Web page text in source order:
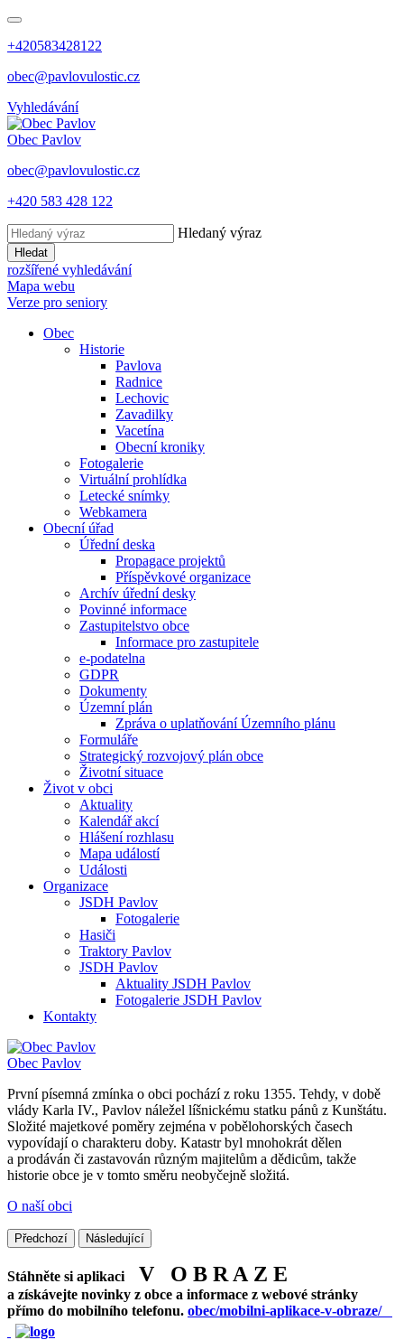
+420583428122
obec@pavlovulostic.cz
Vyhledávání
Obec Pavlov
obec@pavlovulostic.cz
+420 583 428 122
Hledaný výraz
Hledat
rozšířené vyhledávání
Mapa webu
Verze pro seniory
Obec
Historie
Pavlova
Radnice
Lechovic
Zavadilky
Vacetína
Obecní kroniky
Fotogalerie
Virtuální prohlídka
Letecké snímky
Webkamera
Obecní úřad
Úřední deska
Propagace projektů
Příspěvkové organizace
Archív úřední desky
Povinné informace
Zastupitelstvo obce
Informace pro zastupitele
e-podatelna
GDPR
Dokumenty
Územní plán
Zpráva o uplatňování Územního plánu
Formuláře
Strategický rozvojový plán obce
Životní situace
Život v obci
Aktuality
Kalendář akcí
Hlášení rozhlasu
Mapa událostí
Události
Organizace
JSDH Pavlov
Fotogalerie
Hasiči
Traktory Pavlov
JSDH Pavlov
Aktuality JSDH Pavlov
Fotogalerie JSDH Pavlov
Kontakty
Obec Pavlov
První písemná zmínka o obci pochází z roku 1355. Tehdy, v době
vlády Karla IV., Pavlov náležel líšnickému statku pánů z Kunštátu.
Složité majetkové poměry zejména v pobělohorských časech
vypovídají o charakteru doby. Katastr byl mnohokrát dělen
a prodáván či zastavován různým majitelům a dědicům, takže
historie obce je v tomto směru neobyčejně složitá.
O naší obci
Předchozí Následující
Stáhněte si aplikaci V O B R A Z E
a získávejte novinky z obce a informace z webové stránky
přímo do mobilního telefonu. obec/mobilni-aplikace-v-obraze/